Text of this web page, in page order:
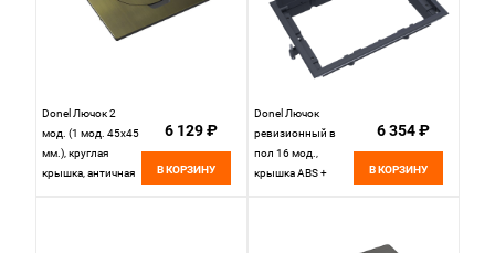
Donel Лючок 2
мод. (1 мод. 45х45
мм.), круглая
крышка, античная
6 129 ₽
В КОРЗИНУ
Donel Лючок
ревизионный в
пол 16 мод.,
крышка ABS +
6 354 ₽
В КОРЗИНУ